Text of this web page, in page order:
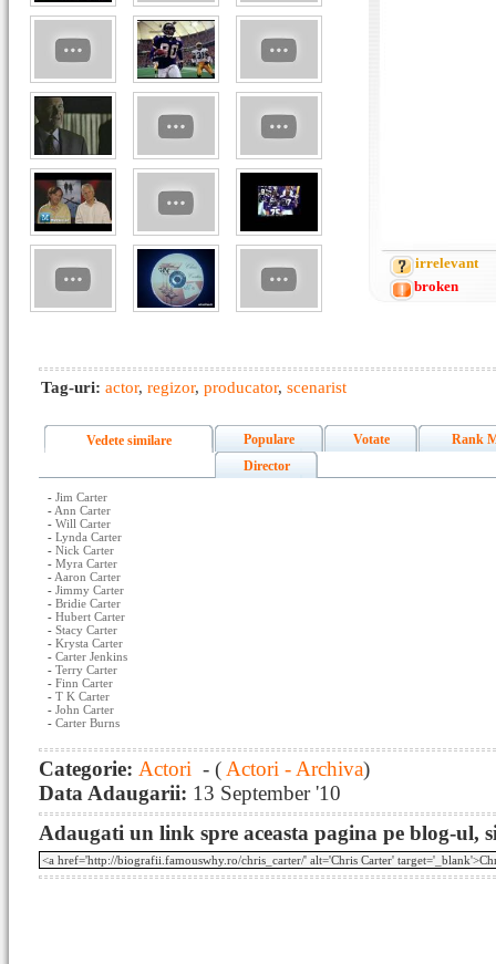
irrelevant
broken
Tag-uri: actor, regizor, producator, scenarist
Vedete similare Populare Votate
Rank
Director
- Jim Carter
- Ann Carter
- Will Carter
- Lynda Carter
- Nick Carter
- Myra Carter
- Aaron Carter
- Jimmy Carter
- Bridie Carter
- Hubert Carter
- Stacy Carter
- Krysta Carter
- Carter Jenkins
- Terry Carter
- Finn Carter
- T K Carter
- John Carter
- Carter Burns
Categorie: Actori - ( Actori - Archiva)
Data Adaugarii: 13 September '10
Adaugati un link spre aceasta pagina pe blog-ul,